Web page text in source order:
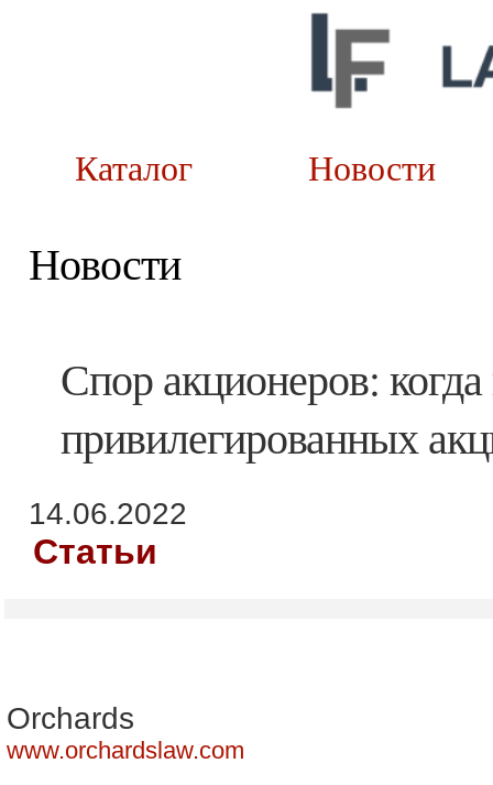
Каталог
Новости
Спор акционеров:
привилегированных
14.06.2022
Статьи
Orchards
www.orchardslaw.com